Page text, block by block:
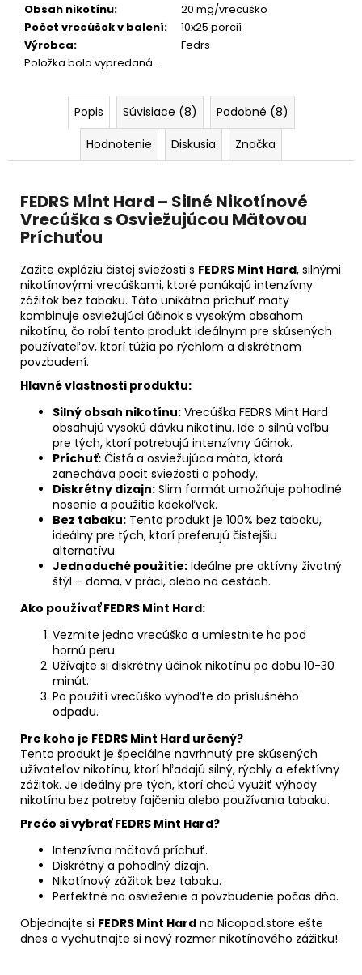
Obsah nikotínu:
20 mg/vrecúško
Počet vrecúšok v balení:
10x25 porcií
Výrobca:
Fedrs
Položka bola vypredaná…
Popis Súvisiace (8)
Podobné (8)
Hodnotenie
Diskusia Značka
FEDRS Mint Hard – Silné Nikotínové
Vrecúška s Osviežujúcou Mätovou
Príchuťou
Zažite explóziu čistej sviežosti s FEDRS Mint Hard, silnými
nikotínovými vrecúškami, ktoré ponúkajú intenzívny
zážitok bez tabaku. Táto unikátna príchuť mäty
kombinuje osviežujúci účinok s vysokým obsahom
nikotínu, čo robí tento produkt ideálnym pre skúsených
používateľov, ktorí túžia po rýchlom a diskrétnom
povzbudení.
Hlavné vlastnosti produktu:
Silný obsah nikotínu: Vrecúška FEDRS Mint Hard
obsahujú vysokú dávku nikotínu. Ide o silnú voľbu
pre tých, ktorí potrebujú intenzívny účinok.
Príchuť: Čistá a osviežujúca mäta, ktorá
zanecháva pocit sviežosti a pohody.
Diskrétny dizajn: Slim formát umožňuje pohodlné
nosenie a použitie kdekoľvek.
Bez tabaku: Tento produkt je 100% bez tabaku,
ideálny pre tých, ktorí preferujú čistejšiu
alternatívu.
Jednoduché použitie: Ideálne pre aktívny životný
štýl – doma, v práci, alebo na cestách.
Ako používať FEDRS Mint Hard:
Vezmite jedno vrecúško a umiestnite ho pod
hornú peru.
Užívajte si diskrétny účinok nikotínu po dobu 10-30
minút.
Po použití vrecúško vyhoďte do príslušného
odpadu.
Pre koho je FEDRS Mint Hard určený?
Tento produkt je špeciálne navrhnutý pre skúsených
užívateľov nikotínu, ktorí hľadajú silný, rýchly a efektívny
zážitok. Je ideálny pre tých, ktorí chcú využiť výhody
nikotínu bez potreby fajčenia alebo používania tabaku.
Prečo si vybrať FEDRS Mint Hard?
Intenzívna mätová príchuť.
Diskrétny a pohodlný dizajn.
Nikotínový zážitok bez tabaku.
Perfektné na osvieženie a povzbudenie počas dňa.
Objednajte si FEDRS Mint Hard na Nicopod.store ešte
dnes a vychutnajte si nový rozmer nikotínového zážitku!